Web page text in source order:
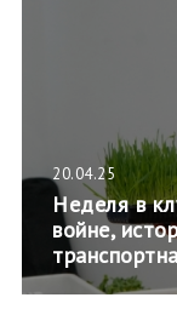
20.04.25
Неделя в
войне,